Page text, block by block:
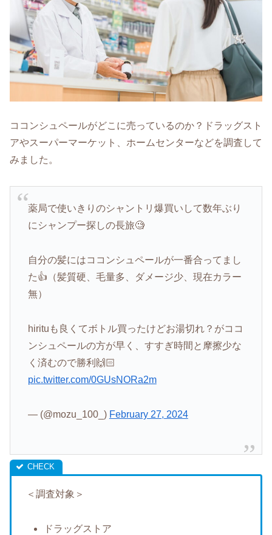
ココンシュペールがどこに売っているのか？ドラッグスト
アやスーパーマーケット、ホームセンターなどを調査して
みました。
薬局で使いきりのシャントリ爆買いして数年ぶり
にシャンプー探しの長旅🧐
自分の髪にはココンシュペールが一番合ってまし
た👍（髪質硬、毛量多、ダメージ少、現在カラー
無）
hirituも良くてボトル買ったけどお湯切れ？がココ
ンシュペールの方が早く、すすぎ時間と摩擦少な
く済むので勝利🙌🏻
pic.twitter.com/0GUsNORa2m
— (@mozu_100_) February 27, 2024
＜調査対象＞
ドラッグストア